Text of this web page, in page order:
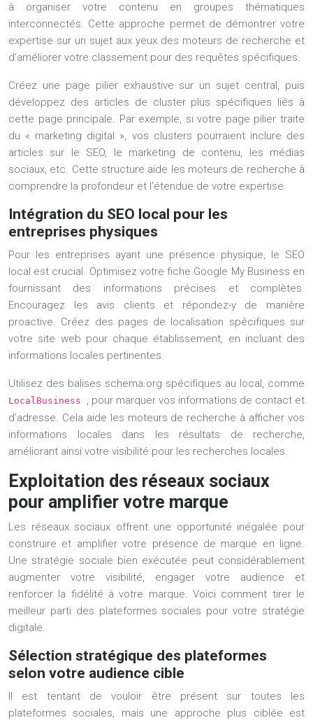
à organiser votre contenu en groupes thématiques
interconnectés. Cette approche permet de démontrer votre
expertise sur un sujet aux yeux des moteurs de recherche et
d’améliorer votre classement pour des requêtes spécifiques.
Créez une page pilier exhaustive sur un sujet central, puis
développez des articles de cluster plus spécifiques liés à
cette page principale. Par exemple, si votre page pilier traite
du « marketing digital », vos clusters pourraient inclure des
articles sur le SEO, le marketing de contenu, les médias
sociaux, etc. Cette structure aide les moteurs de recherche à
comprendre la profondeur et l’étendue de votre expertise.
Intégration du SEO local pour les
entreprises physiques
Pour les entreprises ayant une présence physique, le SEO
local est crucial. Optimisez votre fiche Google My Business en
fournissant des informations précises et complètes.
Encouragez les avis clients et répondez-y de manière
proactive. Créez des pages de localisation spécifiques sur
votre site web pour chaque établissement, en incluant des
informations locales pertinentes.
Utilisez des balises schema.org spécifiques au local, comme
LocalBusiness , pour marquer vos informations de contact et
d’adresse. Cela aide les moteurs de recherche à afficher vos
informations locales dans les résultats de recherche,
améliorant ainsi votre visibilité pour les recherches locales.
Exploitation des réseaux sociaux
pour amplifier votre marque
Les réseaux sociaux offrent une opportunité inégalée pour
construire et amplifier votre présence de marque en ligne.
Une stratégie sociale bien exécutée peut considérablement
augmenter votre visibilité, engager votre audience et
renforcer la fidélité à votre marque. Voici comment tirer le
meilleur parti des plateformes sociales pour votre stratégie
digitale.
Sélection stratégique des plateformes
selon votre audience cible
Il est tentant de vouloir être présent sur toutes les
plateformes sociales, mais une approche plus ciblée est